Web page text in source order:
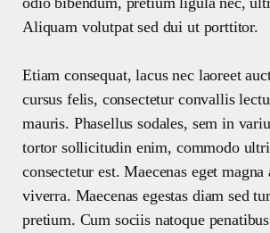
Aliquam volutpat sed dui ut porttitor.
Etiam consequat, lacus nec laoreet
cursus felis, consectetur convallis
mauris. Phasellus sodales, sem in
tortor sollicitudin enim, commodo
consectetur est. Maecenas eget
viverra. Maecenas egestas diam sed
pretium. Cum sociis natoque